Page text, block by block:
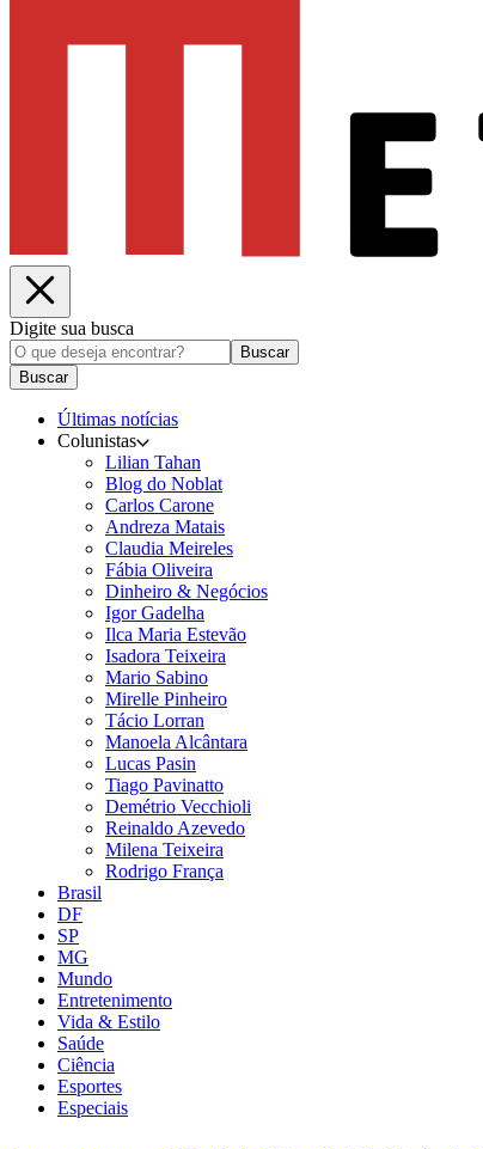
Digite sua busca
Buscar
Buscar
Últimas notícias
Colunistas
Lilian Tahan
Blog do Noblat
Carlos Carone
Andreza Matais
Claudia Meireles
Fábia Oliveira
Dinheiro & Negócios
Igor Gadelha
Ilca Maria Estevão
Isadora Teixeira
Mario Sabino
Mirelle Pinheiro
Tácio Lorran
Manoela Alcântara
Lucas Pasin
Tiago Pavinatto
Demétrio Vecchioli
Reinaldo Azevedo
Milena Teixeira
Rodrigo França
Brasil
DF
SP
MG
Mundo
Entretenimento
Vida & Estilo
Saúde
Ciência
Esportes
Especiais